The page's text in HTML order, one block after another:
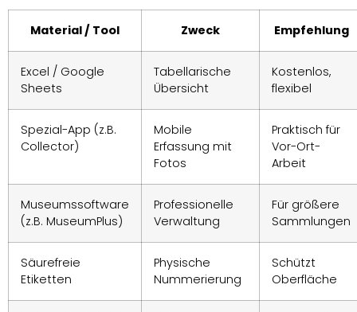
Material / Tool Zweck Empfehlung
Excel / Google
Sheets
Tabellarische
Übersicht
Kostenlos,
flexibel
Spezial-App (z.B.
Collector)
Mobile
Erfassung mit
Fotos
Praktisch für
Vor-Ort-
Arbeit
Museumssoftware
(z.B. MuseumPlus)
Professionelle
Verwaltung
Für größere
Sammlungen
Säurefreie
Etiketten
Physische
Nummerierung
Schützt
Oberfläche